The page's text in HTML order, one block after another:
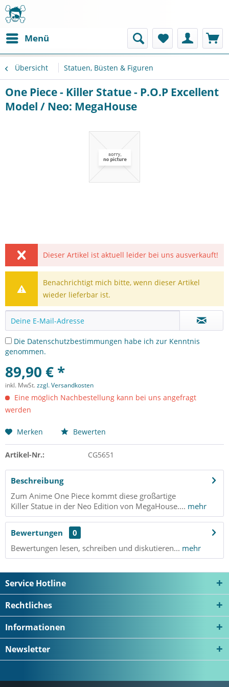
Menü
Übersicht Statuen, Büsten & Figuren
One Piece - Killer Statue - P.O.P Excellent
Model / Neo: MegaHouse
Dieser Artikel ist aktuell leider bei uns ausverkauft!
Benachrichtigt mich bitte, wenn dieser Artikel
wieder lieferbar ist.
Die Datenschutzbestimmungen habe ich zur Kenntnis
genommen.
89,90 € *
inkl. MwSt.zzgl. Versandkosten
Eine möglich Nachbestellung kann bei uns angefragt
werden
Merken Bewerten
Artikel-Nr.: CG5651
Beschreibung
Zum Anime One Piece kommt diese großartige
Killer Statue in der Neo Edition von MegaHouse.... mehr
Bewertungen
0
Bewertungen lesen, schreiben und diskutieren... mehr
Service Hotline
Rechtliches
Informationen
Newsletter